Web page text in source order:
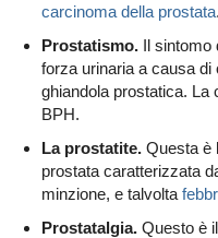
carcinoma della prostata.
Prostatismo. Il sintomo
forza urinaria a causa
ghiandola prostatica. La
BPH.
La prostatite. Questa è
prostata caratterizzata
minzione, e talvolta
Prostatalgia. Questo è